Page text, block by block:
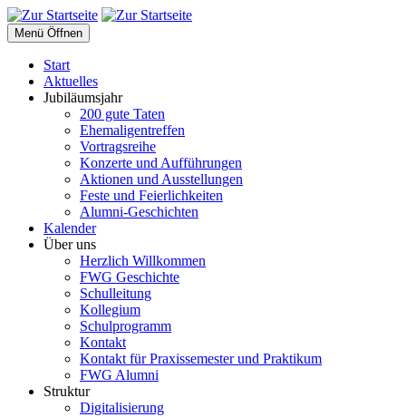
Menü Öffnen
Start
Aktuelles
Jubiläumsjahr
200 gute Taten
Ehemaligentreffen
Vortragsreihe
Konzerte und Aufführungen
Aktionen und Ausstellungen
Feste und Feierlichkeiten
Alumni-Geschichten
Kalender
Über uns
Herzlich Willkommen
FWG Geschichte
Schulleitung
Kollegium
Schulprogramm
Kontakt
Kontakt für Praxissemester und Praktikum
FWG Alumni
Struktur
Digitalisierung